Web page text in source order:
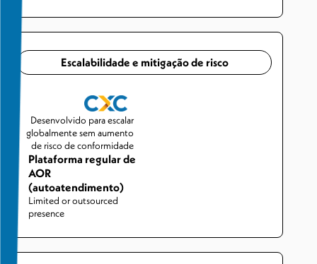
Escalabilidade e mitigação de risco
Desenvolvido para escalar
globalmente sem aumento
de risco de conformidade
Plataforma regular de
AOR
(autoatendimento)
Limited or outsourced
presence